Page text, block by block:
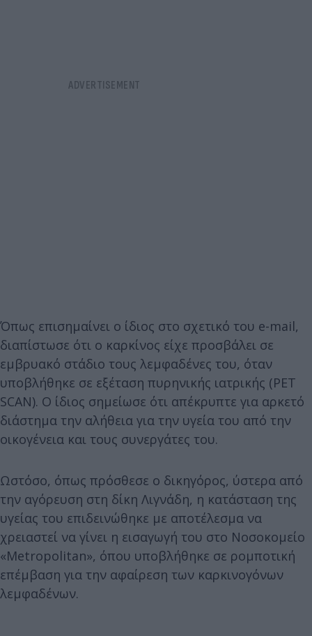
Όπως επισημαίνει ο ίδιος στο σχετικό του e-mail,
διαπίστωσε ότι ο καρκίνος είχε προσβάλει σε
εμβρυακό στάδιο τους λεμφαδένες του, όταν
υποβλήθηκε σε εξέταση πυρηνικής ιατρικής (PET
SCAN). Ο ίδιος σημείωσε ότι απέκρυπτε για αρκετό
διάστημα την αλήθεια για την υγεία του από την
οικογένεια και τους συνεργάτες του.
Ωστόσο, όπως πρόσθεσε ο δικηγόρος, ύστερα από
την αγόρευση στη δίκη Λιγνάδη, η κατάσταση της
υγείας του επιδεινώθηκε με αποτέλεσμα να
χρειαστεί να γίνει η εισαγωγή του στο Νοσοκομείο
«Metropolitan», όπου υποβλήθηκε σε ρομποτική
επέμβαση για την αφαίρεση των καρκινογόνων
λεμφαδένων.